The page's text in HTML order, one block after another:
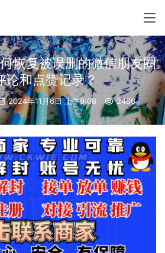
恢复被误删的微信朋友圈
论和点赞记录？
2024年11月6日 上午9:08 2486